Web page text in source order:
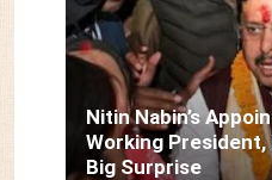
Nitin Nabin’s
Working President,
Big Surprise